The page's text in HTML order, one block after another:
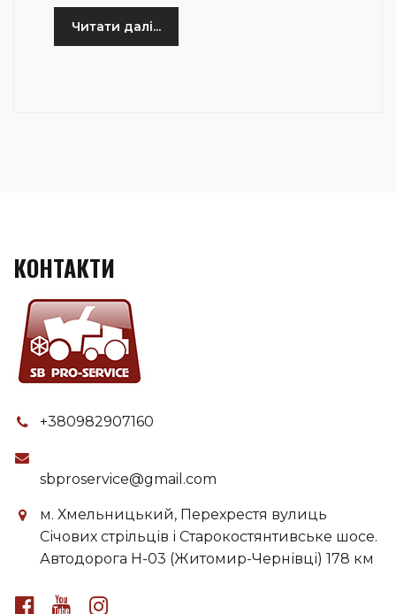
Читати далі...
КОНТАКТИ
+380982907160
sbproservice@gmail.com
м. Хмельницький, Перехрестя вулиць
Січових стрільців і Старокостянтивське шосе.
Автодорога H-03 (Житомир-Чернівці) 178 км